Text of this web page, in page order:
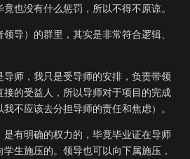
也没有什么惩罚，所以不得不原谅。
导）的群里，其实是非常符合逻辑、
师，我只是受导师的安排，负责带领
的受益人，所以导师对于项目的完成
不应该去分担导师的责任和焦虑）。
有明确的权力的，毕竟毕业证在导师
生施压的。领导也可以向下属施压，